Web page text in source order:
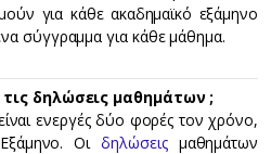
για κάθε ακαδημαϊκό εξάμηνο
σύγγραμμα για κάθε μάθημα.
δηλώσεις μαθημάτων ;
ενεργές δύο φορές τον χρόνο,
Εξάμηνο. Οιδηλώσεις μαθημάτων